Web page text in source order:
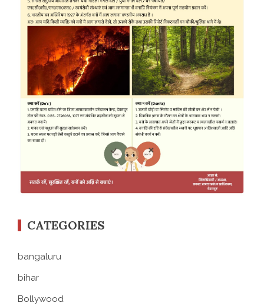
CATEGORIES
bangaluru
bihar
Bollywood